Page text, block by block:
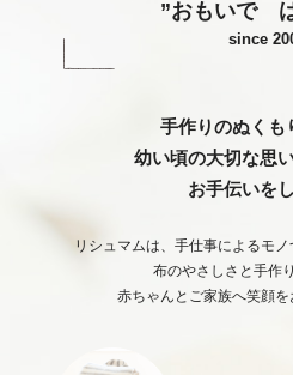
”おもいで
since
手作りのぬくも
幼い頃の大切な思
お手伝いをし
リシュマムは、手仕事によるモノ
布のやさしさと手作
赤ちゃんとご家族へ笑顔を